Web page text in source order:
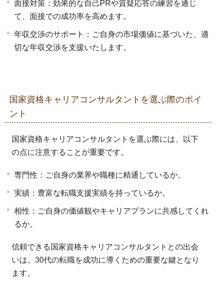
面接対策：効果的な自己PRや質疑応答の練習を通じ
て、面接での成功率を高めます。
年収交渉のサポート：ご自身の市場価値に基づいた、適
切な年収交渉を支援いたします。
国家資格キャリアコンサルタントを選ぶ際のポイ
ント
国家資格キャリアコンサルタントを選ぶ際には、以下
の点に注意することが重要です。
専門性：ご自身の業界や職種に精通しているか。
実績：豊富な転職支援実績を持っているか。
相性：ご自身の価値観やキャリアプランに共感してくれ
るか。
信頼できる国家資格キャリアコンサルタントとの出会
いは、30代の転職を成功に導くための重要な鍵となり
ます。